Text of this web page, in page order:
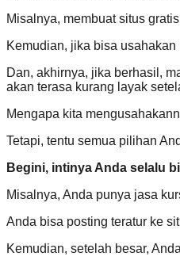
Misalnya, membuat situs
Kemudian, jika bisa
Dan, akhirnya, jika berhasil,
akan terasa kurang layak
Mengapa kita
Tetapi, tentu semua pilihan
Begini, intinya Anda selalu
Misalnya, Anda punya jasa
Anda bisa posting teratur ke
Kemudian, setelah besar,